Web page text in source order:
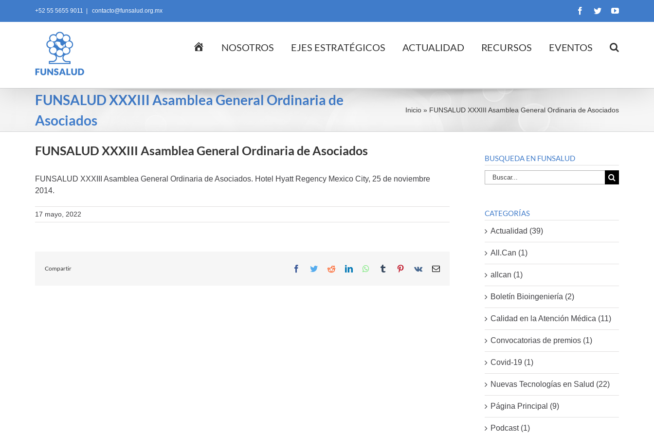
+52 55 5655 9011 contacto@funsalud.org.mx Facebook
TwitterYouTube
InicioNOSOTROS EJES ESTRATÉGICOS ACTUALIDAD RECURSOS EVENTOS
FUNSALUD XXXIII Asamblea General Ordinaria de
Asociados
Inicio » FUNSALUD XXXIII Asamblea General Ordinaria de Asociados
FUNSALUD XXXIII Asamblea General Ordinaria de Asociados
FUNSALUD XXXIII Asamblea General Ordinaria de Asociados. Hotel Hyatt Regency Mexico City, 25 de noviembre
2014.
17 mayo, 2022
Compartir Facebook
TwitterRedditLinkedInWhatsApp
Tumblr Pinterest
Vk Email
BUSQUEDA EN FUNSALUD
Buscar
por:
CATEGORÍAS
Actualidad (39)
All.Can (1)
allcan (1)
Boletín Bioingeniería (2)
Calidad en la Atención Médica (11)
Convocatorias de premios (1)
Covid-19 (1)
Nuevas Tecnologías en Salud (22)
Página Principal (9)
Podcast (1)